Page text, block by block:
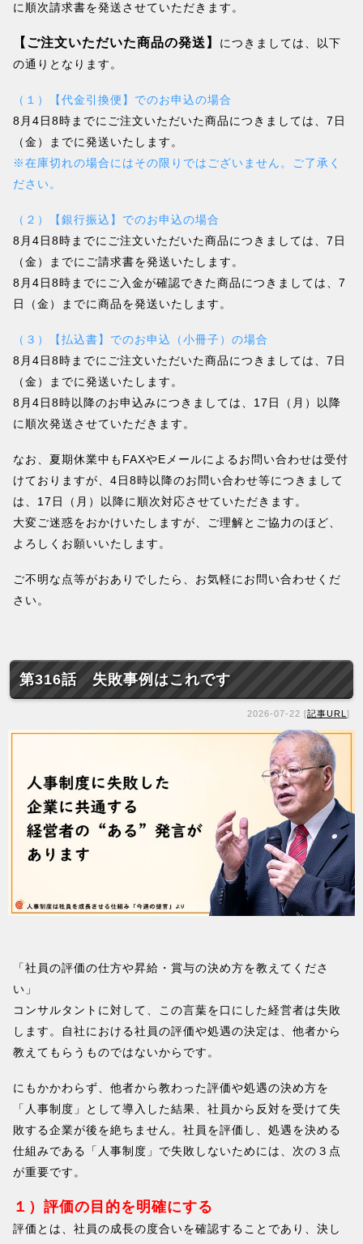
に順次請求書を発送させていただきます。
【ご注文いただいた商品の発送】 につきましては、以下
の通りとなります。
（１）【代金引換便】でのお申込の場合
8月4日8時までにご注文いただいた商品につきましては、7日
（金）までに発送いたします。
※在庫切れの場合にはその限りではございません。ご了承く
ださい。
（２）【銀行振込】でのお申込の場合
8月4日8時までにご注文いただいた商品につきましては、7日
（金）までにご請求書を発送いたします。
8月4日8時までにご入金が確認できた商品につきましては、7
日（金）までに商品を発送いたします。
（３）【払込書】でのお申込（小冊子）の場合
8月4日8時までにご注文いただいた商品につきましては、7日
（金）までに発送いたします。
8月4日8時以降のお申込みにつきましては、17日（月）以降
に順次発送させていただきます。
なお、夏期休業中もFAXやEメールによるお問い合わせは受付
けておりますが、4日8時以降のお問い合わせ等につきまして
は、17日（月）以降に順次対応させていただきます。
大変ご迷惑をおかけいたしますが、ご理解とご協力のほど、
よろしくお願いいたします。
ご不明な点等がおありでしたら、お気軽にお問い合わせくだ
さい。
第316話 失敗事例はこれです
2026-07-22 [記事URL ]
「社員の評価の仕方や昇給・賞与の決め方を教えてくださ
い」
コンサルタントに対して、この言葉を口にした経営者は失敗
します。自社における社員の評価や処遇の決定は、他者から
教えてもらうものではないからです。
にもかかわらず、他者から教わった評価や処遇の決め方を
「人事制度」として導入した結果、社員から反対を受けて失
敗する企業が後を絶ちません。社員を評価し、処遇を決める
仕組みである「人事制度」で失敗しないためには、次の３点
が重要です。
１）評価の目的を明確にする
評価とは、社員の成長の度合いを確認することであり、決し